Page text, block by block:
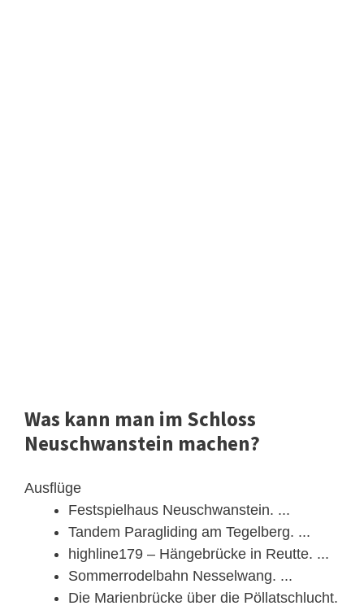
Was kann man im Schloss
Neuschwanstein machen?
Ausflüge
Festspielhaus Neuschwanstein. ...
Tandem Paragliding am Tegelberg. ...
highline179 – Hängebrücke in Reutte. ...
Sommerrodelbahn Nesselwang. ...
Die Marienbrücke über die Pöllatschlucht.